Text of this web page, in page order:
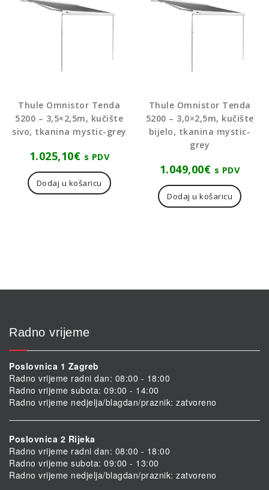
Thule Omnistor Tenda
5200 – 3,5×2,5m, kučište
sivo, tkanina mystic-grey
1.025,10€ s PDV
Dodaj u košaricu
Thule Omnistor Tenda
5200 – 3,0×2,5m, kučište
bijelo, tkanina mystic-
grey
1.049,00€ s PDV
Dodaj u košaricu
Radno vrijeme
Poslovnica 1 Zagreb
Radno vrijeme radni dan: 08:00 - 18:00
Radno vrijeme subota: 09:00 - 14:00
Radno vrijeme nedjelja/blagdan/praznik: zatvoreno
Poslovnica 2 Rijeka
Radno vrijeme radni dan: 08:00 - 18:00
Radno vrijeme subota: 09:00 - 13:00
Radno vrijeme nedjelja/blagdan/praznik: zatvoreno